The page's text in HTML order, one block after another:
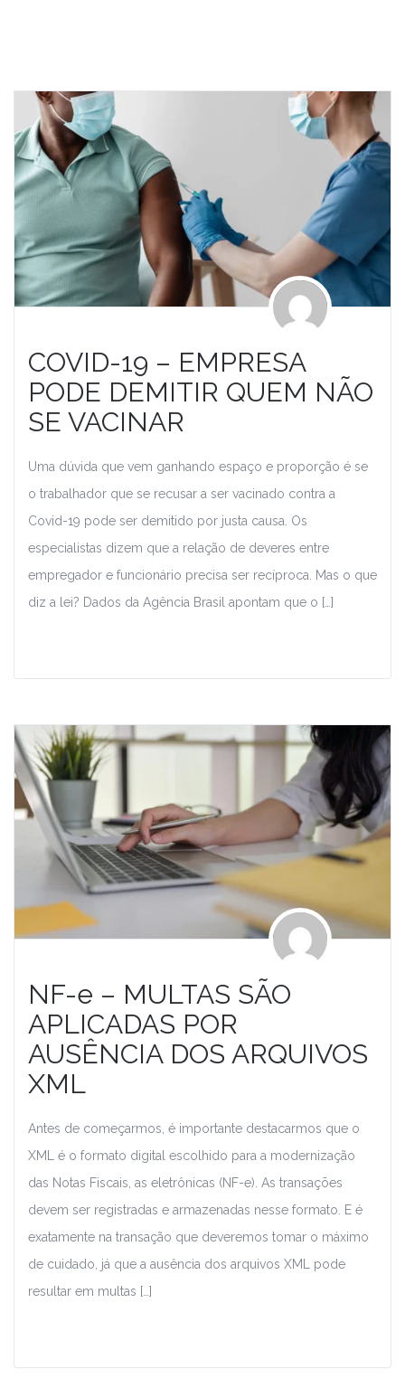
COVID-19 – EMPRESA
PODE DEMITIR QUEM NÃO
SE VACINAR
Uma dúvida que vem ganhando espaço e proporção é se
o trabalhador que se recusar a ser vacinado contra a
Covid-19 pode ser demitido por justa causa. Os
especialistas dizem que a relação de deveres entre
empregador e funcionário precisa ser recíproca. Mas o que
diz a lei? Dados da Agência Brasil apontam que o […]
NF-e – MULTAS SÃO
APLICADAS POR
AUSÊNCIA DOS ARQUIVOS
XML
Antes de começarmos, é importante destacarmos que o
XML é o formato digital escolhido para a modernização
das Notas Fiscais, as eletrônicas (NF-e). As transações
devem ser registradas e armazenadas nesse formato. E é
exatamente na transação que deveremos tomar o máximo
de cuidado, já que a ausência dos arquivos XML pode
resultar em multas […]